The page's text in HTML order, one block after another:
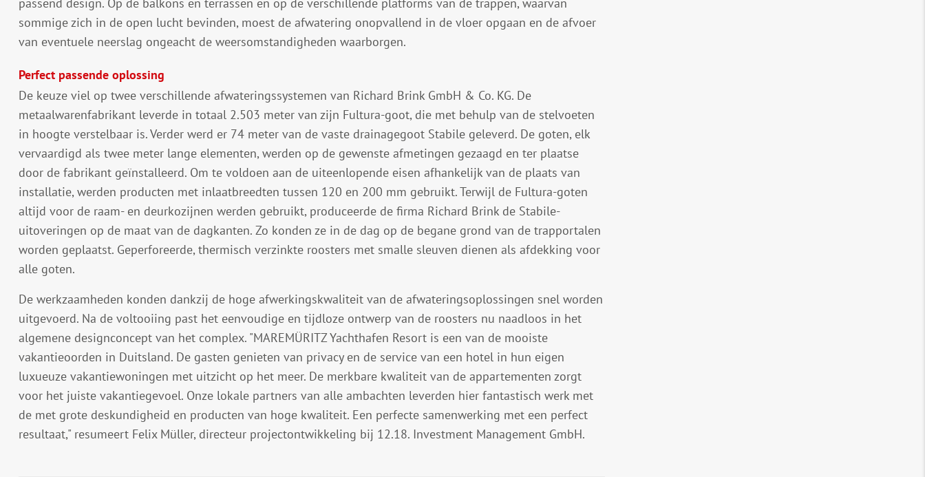
sommige zich in de open lucht bevinden, moest de afwatering onopvallend in de vloer opgaan en de afvoer
van eventuele neerslag ongeacht de weersomstandigheden waarborgen.
Perfect passende oplossing
De keuze viel op twee verschillende afwateringssystemen van Richard Brink GmbH & Co. KG. De
metaalwarenfabrikant leverde in totaal 2.503 meter van zijn Fultura-goot, die met behulp van de stelvoeten
in hoogte verstelbaar is. Verder werd er 74 meter van de vaste drainagegoot Stabile geleverd. De goten, elk
vervaardigd als twee meter lange elementen, werden op de gewenste afmetingen gezaagd en ter plaatse
door de fabrikant geïnstalleerd. Om te voldoen aan de uiteenlopende eisen afhankelijk van de plaats van
installatie, werden producten met inlaatbreedten tussen 120 en 200 mm gebruikt. Terwijl de Fultura-goten
altijd voor de raam- en deurkozijnen werden gebruikt, produceerde de firma Richard Brink de Stabile-
uitoveringen op de maat van de dagkanten. Zo konden ze in de dag op de begane grond van de trapportalen
worden geplaatst. Geperforeerde, thermisch verzinkte roosters met smalle sleuven dienen als afdekking voor
alle goten.
De werkzaamheden konden dankzij de hoge afwerkingskwaliteit van de afwateringsoplossingen snel worden
uitgevoerd. Na de voltooiing past het eenvoudige en tijdloze ontwerp van de roosters nu naadloos in het
algemene designconcept van het complex. "MAREMÜRITZ Yachthafen Resort is een van de mooiste
vakantieoorden in Duitsland. De gasten genieten van privacy en de service van een hotel in hun eigen
luxueuze vakantiewoningen met uitzicht op het meer. De merkbare kwaliteit van de appartementen zorgt
voor het juiste vakantiegevoel. Onze lokale partners van alle ambachten leverden hier fantastisch werk met
de met grote deskundigheid en producten van hoge kwaliteit. Een perfecte samenwerking met een perfect
resultaat," resumeert Felix Müller, directeur projectontwikkeling bij 12.18. Investment Management GmbH.